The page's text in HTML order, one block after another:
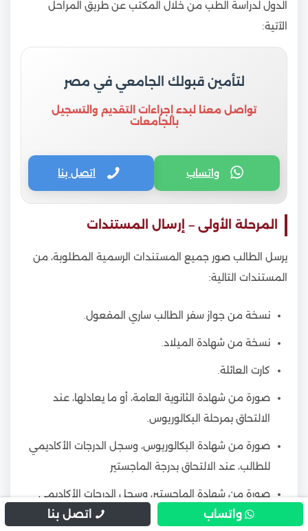
الدول لدراسة الطب من خلال المكتب عن طريق المراحل
الآتية:
لتأمين قبولك الجامعي في مصر
تواصل معنا لبدء إجراءات التقديم والتسجيل
بالجامعات
واتساب اتصل بنا
المرحلة الأولى – إرسال المستندات
يرسل الطالب صور جميع المستندات الرسمية المطلوبة، من
المستندات التالية:
نسخة من جواز سفر الطالب ساري المفعول.
نسخة من شهادة الميلاد.
كارت العائلة.
صورة من شهادة الثانوية العامة، أو ما يعادلها، عند
الالتحاق بمرحلة البكالوريوس.
صورة من شهادة البكالوريوس، وسجل الدرجات الأكاديمي
للطالب، عند الالتحاق بدرجة الماجستير
صورة من شهادة الماجستير، وسجل الدرجات الأكاديمي
للطالب، عند الالتحاق بدرجة الدكتوراه، والتأكد من إرفاق
واتساب اتصل بنا